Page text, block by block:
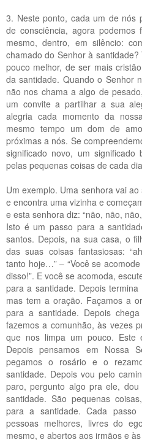
3. Neste ponto, cada um de nós
de consciência, agora
mesmo, dentro, em silêncio:
chamado do Senhor à
pouco melhor, de ser mais
da santidade. Quando o Senhor
não nos chama a algo de
um convite a partilhar a sua
alegria cada momento da
mesmo tempo um dom de
próximas a nós. Se
significado novo, um
pelas pequenas coisas de cada
Um exemplo. Uma senhora vai
e encontra uma vizinha e
e esta senhora diz: “não, não,
Isto é um passo para a
santos. Depois, na sua casa, o
das suas coisas fantasiosas:
tanto hoje…” – “Você se
disso!”. E você se acomoda,
para a santidade. Depois
mas tem a oração. Façamos a
para a santidade. Depois
fazemos a comunhão, às vezes
que nos limpa um pouco. Este
Depois pensamos em Nossa
pegamos o rosário e o
santidade. Depois vou pelo
paro, pergunto algo pra ele,
santidade. São pequenas
para a santidade. Cada
pessoas melhores, livres do
mesmo, e abertos aos irmãos e